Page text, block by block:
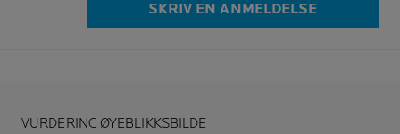
SKRIV EN ANMELDELSE
VURDERING ØYEBLIKKSBILDE